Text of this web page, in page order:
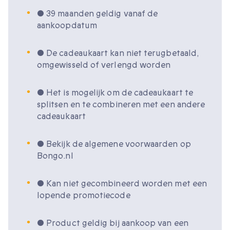
• 39 maanden geldig vanaf de
aankoopdatum
• De cadeaukaart kan niet terugbetaald,
omgewisseld of verlengd worden
• Het is mogelijk om de cadeaukaart te
splitsen en te combineren met een andere
cadeaukaart
• Bekijk de algemene voorwaarden op
Bongo.nl
• Kan niet gecombineerd worden met een
lopende promotiecode
• Product geldig bij aankoop van een